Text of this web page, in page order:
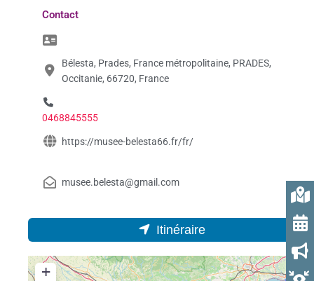
Contact
Bélesta, Prades, France métropolitaine, PRADES,
Occitanie, 66720, France
0468845555
https://musee-belesta66.fr/fr/
musee.belesta@gmail.com
Itinéraire
+